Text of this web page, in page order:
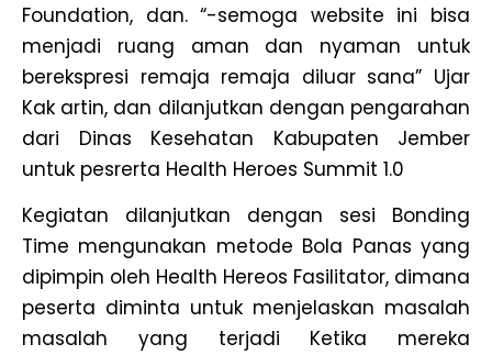
Foundation, dan. “-semoga website ini bisa
menjadi ruang aman dan nyaman untuk
berekspresi remaja remaja diluar sana” Ujar
Kak artin, dan dilanjutkan dengan pengarahan
dari Dinas Kesehatan Kabupaten Jember
untuk pesrerta Health Heroes Summit 1.0
Kegiatan dilanjutkan dengan sesi Bonding
Time mengunakan metode Bola Panas yang
dipimpin oleh Health Hereos Fasilitator, dimana
peserta diminta untuk menjelaskan masalah
masalah yang terjadi Ketika mereka